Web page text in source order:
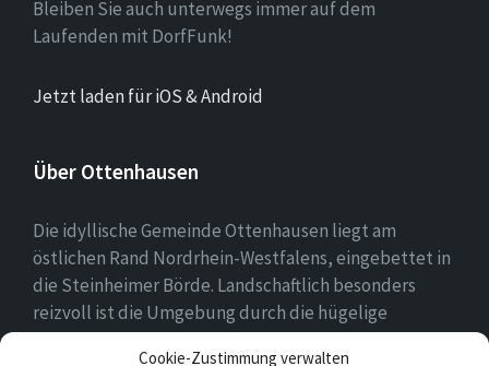
Cookie-Zustimmung verwalten
Bleiben Sie auch unterwegs immer auf dem
Laufenden mit DorfFunk!
Jetzt laden für iOS & Android
Über Ottenhausen
Die idyllische Gemeinde Ottenhausen liegt am
östlichen Rand Nordrhein-Westfalens, eingebettet in
die Steinheimer Börde. Landschaftlich besonders
reizvoll ist die Umgebung durch die hügelige
Landschaft des naheliegenden Eggegebirges als